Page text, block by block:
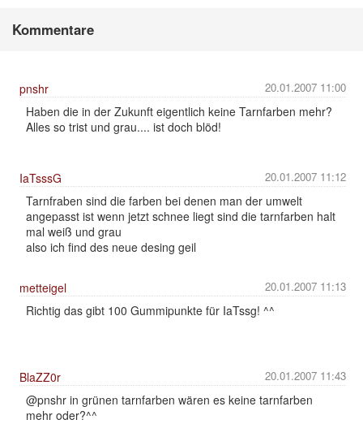
Kommentare
20.01.2007 11:00
pnshr
Haben die in der Zukunft eigentlich keine Tarnfarben mehr?
Alles so trist und grau.... ist doch blöd!
20.01.2007 11:12
IaTsssG
Tarnfraben sind die farben bei denen man der umwelt
angepasst ist wenn jetzt schnee liegt sind die tarnfarben halt
mal weiß und grau
also ich find des neue desing geil
20.01.2007 11:13
metteigel
Richtig das gibt 100 Gummipunkte für IaTssg! ^^
20.01.2007 11:43
BlaZZ0r
@pnshr in grünen tarnfarben wären es keine tarnfarben
mehr oder?^^